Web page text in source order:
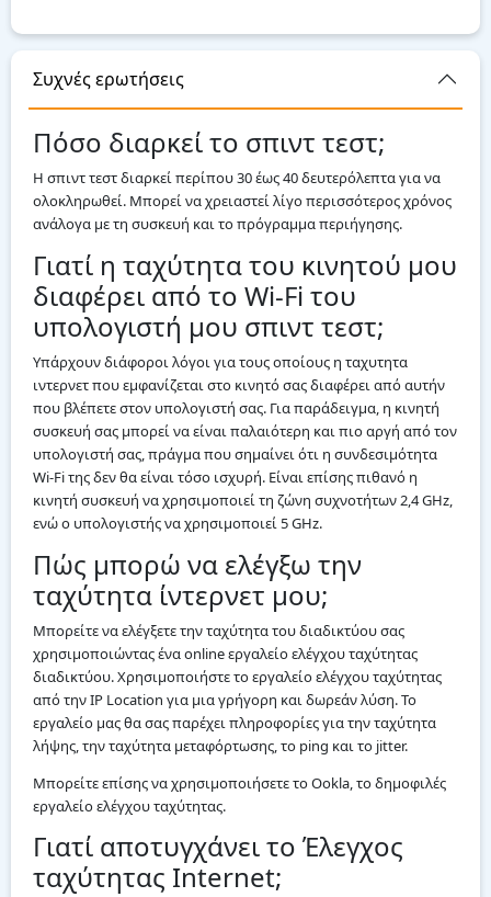
Συχνές ερωτήσεις
Πόσο διαρκεί το σπιντ τεστ;
Η σπιντ τεστ διαρκεί περίπου 30 έως 40 δευτερόλεπτα για να
ολοκληρωθεί. Μπορεί να χρειαστεί λίγο περισσότερος χρόνος
ανάλογα με τη συσκευή και το πρόγραμμα περιήγησης.
Γιατί η ταχύτητα του κινητού μου
διαφέρει από το Wi-Fi του
υπολογιστή μου σπιντ τεστ;
Υπάρχουν διάφοροι λόγοι για τους οποίους η ταχυτητα
ιντερνετ που εμφανίζεται στο κινητό σας διαφέρει από αυτήν
που βλέπετε στον υπολογιστή σας. Για παράδειγμα, η κινητή
συσκευή σας μπορεί να είναι παλαιότερη και πιο αργή από τον
υπολογιστή σας, πράγμα που σημαίνει ότι η συνδεσιμότητα
Wi-Fi της δεν θα είναι τόσο ισχυρή. Είναι επίσης πιθανό η
κινητή συσκευή να χρησιμοποιεί τη ζώνη συχνοτήτων 2,4 GHz,
ενώ ο υπολογιστής να χρησιμοποιεί 5 GHz.
Πώς μπορώ να ελέγξω την
ταχύτητα ίντερνετ μου;
Μπορείτε να ελέγξετε την ταχύτητα του διαδικτύου σας
χρησιμοποιώντας ένα online εργαλείο ελέγχου ταχύτητας
διαδικτύου. Χρησιμοποιήστε το εργαλείο ελέγχου ταχύτητας
από την IP Location για μια γρήγορη και δωρεάν λύση. Το
εργαλείο μας θα σας παρέχει πληροφορίες για την ταχύτητα
λήψης, την ταχύτητα μεταφόρτωσης, το ping και το jitter.
Μπορείτε επίσης να χρησιμοποιήσετε το Ookla, το δημοφιλές
εργαλείο ελέγχου ταχύτητας.
Γιατί αποτυγχάνει το Έλεγχος
ταχύτητας Internet;